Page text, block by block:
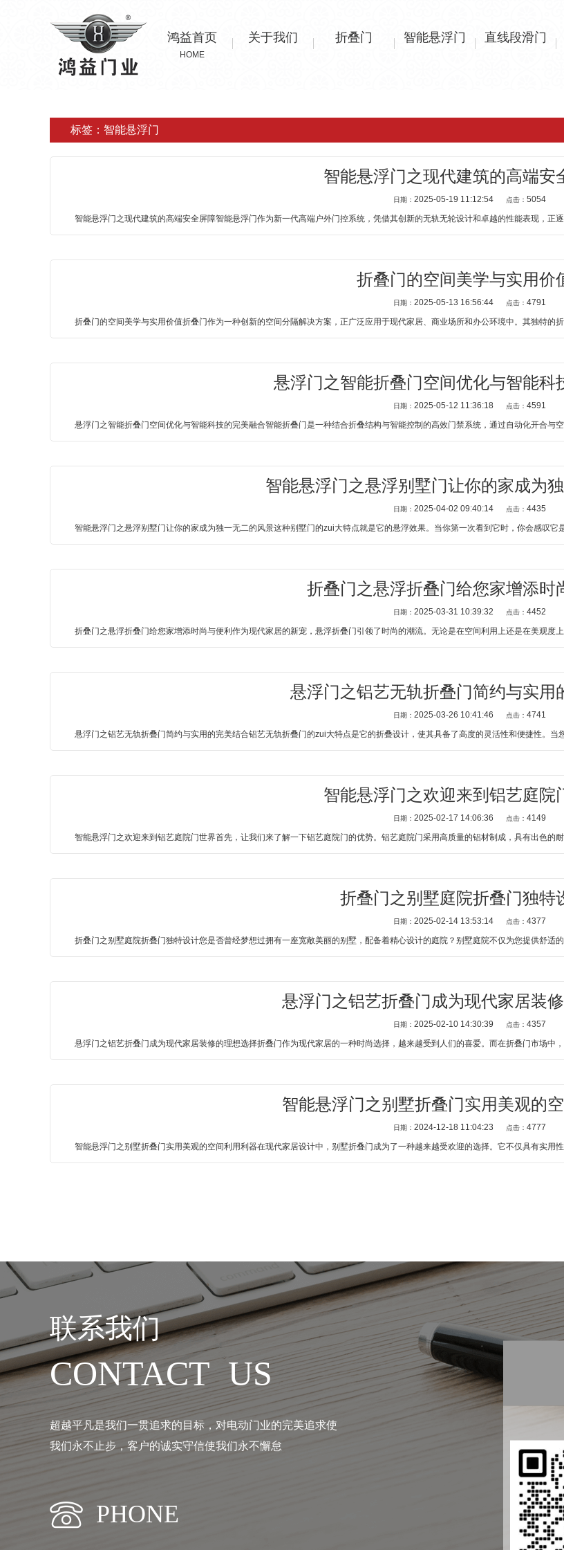
鸿益首页
HOME
关于我们 折叠门 智能悬浮门 直线段滑门
标签：智能悬浮门
智能悬浮门之现代建筑的高端安
日期： 2025-05-19 11:12:54 点击： 5054
智能悬浮门之现代建筑的高端安全屏障智能悬浮门作为新一代高端户外门控系统，凭借其创新的无轨无轮设计和卓越的性能表现，正
折叠门的空间美学与实用价
日期： 2025-05-13 16:56:44 点击： 4791
折叠门的空间美学与实用价值折叠门作为一种创新的空间分隔解决方案，正广泛应用于现代家居、商业场所和办公环境中。其独特的
悬浮门之智能折叠门空间优化与智能科
日期： 2025-05-12 11:36:18 点击： 4591
悬浮门之智能折叠门空间优化与智能科技的完美融合智能折叠门是一种结合折叠结构与智能控制的高效门禁系统，通过自动化开合与
智能悬浮门之悬浮别墅门让你的家成为
日期： 2025-04-02 09:40:14 点击： 4435
智能悬浮门之悬浮别墅门让你的家成为独一无二的风景这种别墅门的zui大特点就是它的悬浮效果。当你第一次看到它时，你会感叹它
折叠门之悬浮折叠门给您家增添时
日期： 2025-03-31 10:39:32 点击： 4452
折叠门之悬浮折叠门给您家增添时尚与便利作为现代家居的新宠，悬浮折叠门引领了时尚的潮流。无论是在空间利用上还是在美观度
悬浮门之铝艺无轨折叠门简约与实用
日期： 2025-03-26 10:41:46 点击： 4741
悬浮门之铝艺无轨折叠门简约与实用的完美结合铝艺无轨折叠门的zui大特点是它的折叠设计，使其具备了高度的灵活性和便捷性。当
智能悬浮门之欢迎来到铝艺庭院
日期： 2025-02-17 14:06:36 点击： 4149
智能悬浮门之欢迎来到铝艺庭院门世界首先，让我们来了解一下铝艺庭院门的优势。铝艺庭院门采用高质量的铝材制成，具有出色的
折叠门之别墅庭院折叠门独特
日期： 2025-02-14 13:53:14 点击： 4377
折叠门之别墅庭院折叠门独特设计您是否曾经梦想过拥有一座宽敞美丽的别墅，配备着精心设计的庭院？别墅庭院不仅为您提供舒适
悬浮门之铝艺折叠门成为现代家居装
日期： 2025-02-10 14:30:39 点击： 4357
悬浮门之铝艺折叠门成为现代家居装修的理想选择折叠门作为现代家居的一种时尚选择，越来越受到人们的喜爱。而在折叠门市场中
智能悬浮门之别墅折叠门实用美观的
日期： 2024-12-18 11:04:23 点击： 4777
智能悬浮门之别墅折叠门实用美观的空间利用利器在现代家居设计中，别墅折叠门成为了一种越来越受欢迎的选择。它不仅具有实用
联系我们
CONTACT US
超越平凡是我们一贯追求的目标，对电动门业的完美追求使
我们永不止步，客户的诚实守信使我们永不懈怠
PHONE